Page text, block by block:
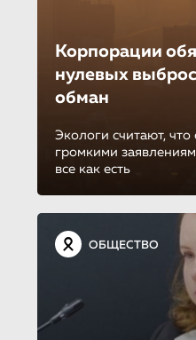
Корпорации
нулевых
обман
Экологи считают,
громкими
все как есть
ОБЩЕСТВО